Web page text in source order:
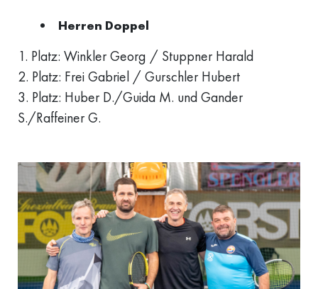
Herren Doppel
1. Platz: Winkler Georg / Stuppner Harald
2. Platz: Frei Gabriel / Gurschler Hubert
3. Platz: Huber D./Guida M. und Gander
S./Raffeiner G.